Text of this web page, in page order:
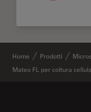
Home Prodotti
Mateo FL per coltura